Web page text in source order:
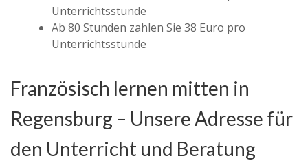
Unterrichtsstunde
Ab 80 Stunden zahlen Sie 38 Euro pro
Unterrichtsstunde
Französisch lernen mitten in
Regensburg – Unsere Adresse für
den Unterricht und Beratung